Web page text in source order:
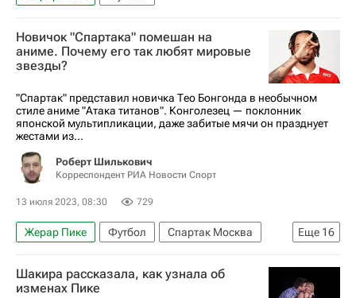
Новичок "Спартака" помешан на
аниме. Почему его так любят мировые
звезды?
"Спартак" представил новичка Тео Бонгонда в необычном
стиле аниме "Атака титанов". Конголезец — поклонник
японской мультипликации, даже забитые мячи он празднует
жестами из...
Роберт Шилькович
Корреспондент РИА Новости Спорт
13 июля 2023, 08:30 729
Еще 16
Жерар Пике Футбол
Спартак Москва
Тео Бонгонда
UFC
ММА (Смешанные единоборства)
Шакира рассказала, как узнала об
изменах Пике